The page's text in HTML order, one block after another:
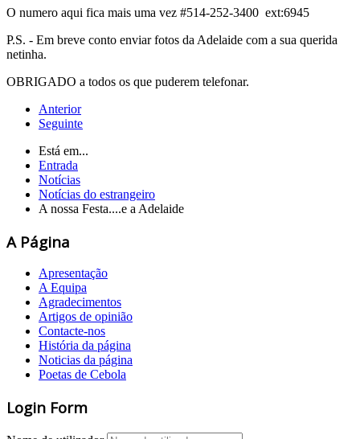
O numero aqui fica mais uma vez #514-252-3400 ext:6945
P.S. - Em breve conto enviar fotos da Adelaide com a sua querida
netinha.
OBRIGADO a todos os que puderem telefonar.
Anterior
Seguinte
Está em...
Entrada
Notícias
Notícias do estrangeiro
A nossa Festa....e a Adelaide
A Página
Apresentação
A Equipa
Agradecimentos
Artigos de opinião
Contacte-nos
História da página
Noticias da página
Poetas de Cebola
Login Form